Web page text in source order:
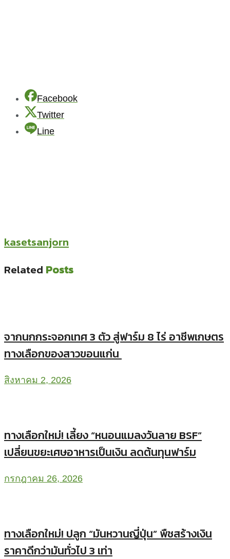
Facebook
Twitter
Line
kasetsanjorn
Related Posts
จากนกกระจอกเทศ 3 ตัว สู่ฟาร์ม 8 ไร่ อาชีพเกษตร
ทางเลือกของสาวขอนแก่น
สิงหาคม 2, 2026
ทางเลือกใหม่! เลี้ยง “หนอนแมลงวันลาย BSF”
เปลี่ยนขยะเศษอาหารเป็นเงิน ลดต้นทุนฟาร์ม
กรกฎาคม 26, 2026
ทางเลือกใหม่! ปลูก “มันหวานญี่ปุ่น” พืชสร้างเงิน
ราคาดีกว่ามันทั่วไป 3 เท่า